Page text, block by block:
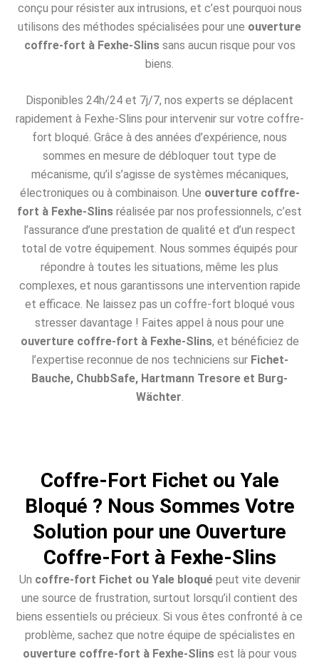
conçu pour résister aux intrusions, et c’est pourquoi nous
utilisons des méthodes spécialisées pour une ouverture
coffre-fort à Fexhe-Slinssans aucun risque pour vos
biens.
Disponibles 24h/24 et 7j/7, nos experts se déplacent
rapidement à Fexhe-Slins pour intervenir sur votre coffre-
fort bloqué. Grâce à des années d’expérience, nous
sommes en mesure de débloquer tout type de
mécanisme, qu’il s’agisse de systèmes mécaniques,
électroniques ou à combinaison. Une ouverture coffre-
fort à Fexhe-Slins réalisée par nos professionnels, c’est
l’assurance d’une prestation de qualité et d’un respect
total de votre équipement. Nous sommes équipés pour
répondre à toutes les situations, même les plus
complexes, et nous garantissons une intervention rapide
et efficace. Ne laissez pas un coffre-fort bloqué vous
stresser davantage ! Faites appel à nous pour une
ouverture coffre-fort à Fexhe-Slins, et bénéficiez de
l’expertise reconnue de nos techniciens sur Fichet-
Bauche, ChubbSafe, Hartmann Tresore et Burg-
Wächter.
Coffre-Fort Fichet ou Yale
Bloqué ? Nous Sommes Votre
Solution pour une Ouverture
Coffre-Fort à Fexhe-Slins
Un coffre-fort Fichet ou Yale bloquépeut vite devenir
une source de frustration, surtout lorsqu’il contient des
biens essentiels ou précieux. Si vous êtes confronté à ce
problème, sachez que notre équipe de spécialistes en
ouverture coffre-fort à Fexhe-Slinsest là pour vous